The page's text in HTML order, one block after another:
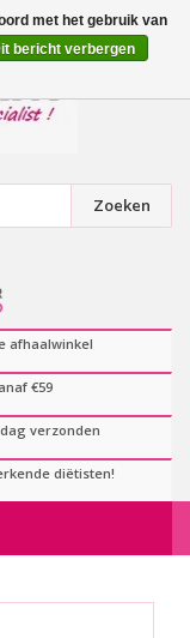
Zoeken
afhaalwinkel
€59
verzonden
diëtisten!
met het gebruik van
bericht verbergen